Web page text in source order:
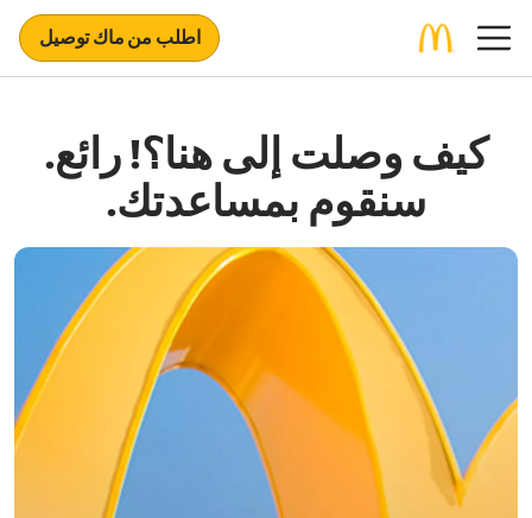
اطلب من ماك توصيل
كيف وصلت إلى هنا؟! رائع.
سنقوم بمساعدتك.